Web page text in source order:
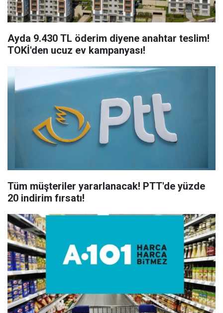
Ayda 9.430 TL öderim diyene anahtar teslim!
TOKİ'den ucuz ev kampanyası!
Tüm müşteriler yararlanacak! PTT'de yüzde
20 indirim fırsatı!